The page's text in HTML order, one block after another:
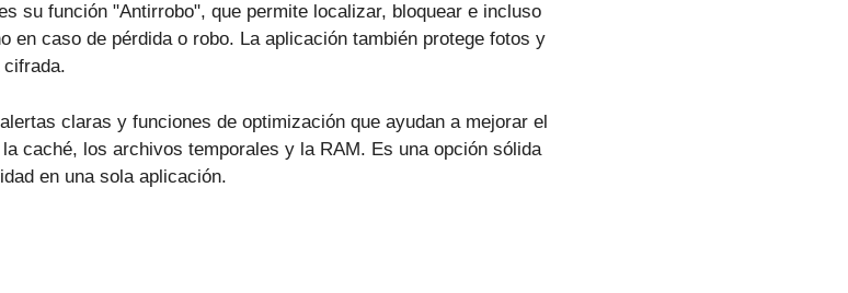
su función "Antirrobo", que permite localizar, bloquear e incluso
en caso de pérdida o robo. La aplicación también protege fotos y
claras y funciones de optimización que ayudan a mejorar el
caché, los archivos temporales y la RAM. Es una opción sólida
en una sola aplicación.